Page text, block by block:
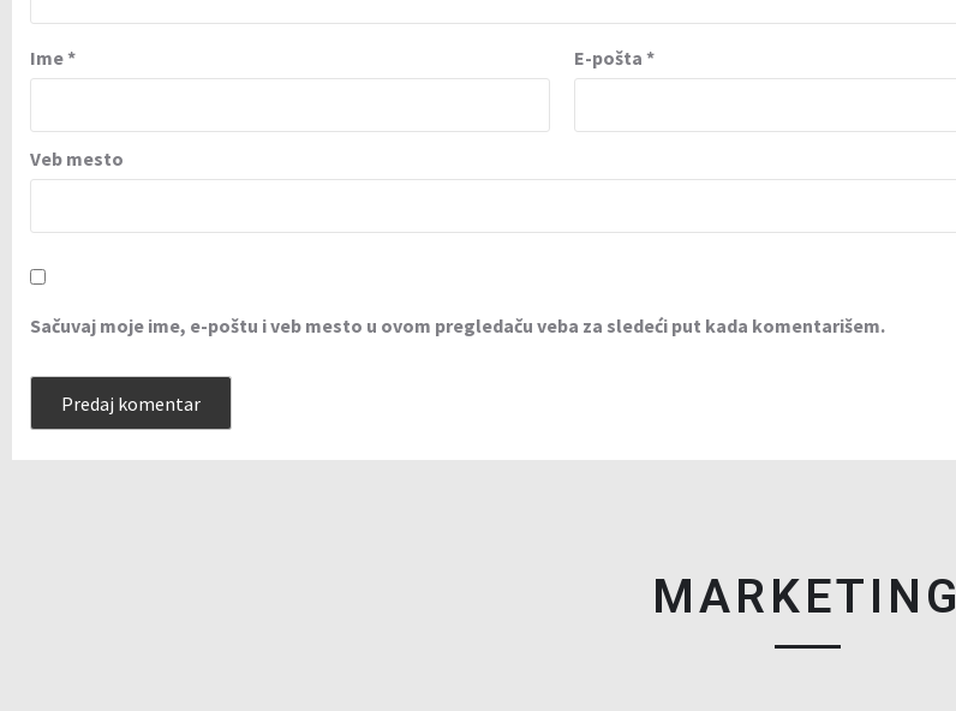
Ime* E-pošta*
Veb mesto
Sačuvaj moje ime, e-poštu i veb mesto u ovom pregledaču veba za sledeći put kada komentarišem.
MARKETING